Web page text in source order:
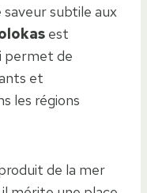
subtile aux
est
permet de
et
les régions
de la mer